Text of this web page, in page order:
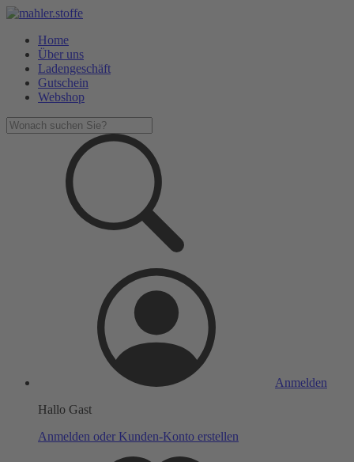
Home
Über uns
Ladengeschäft
Gutschein
Webshop
Anmelden
Hallo Gast
Anmelden oder Kunden-Konto erstellen